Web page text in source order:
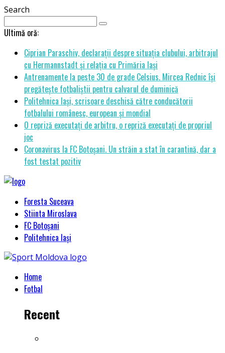
Search
Ultimă oră:
Ciprian Paraschiv, declarații despre situația clubului, arbitrajul
cu Hermannstadt și relația cu Primăria Iași
Antrenamente la peste 30 de grade Celsius. Mircea Rednic își
pregătește fotbaliștii pentru calvarul de duminică
Politehnica Iași, scrisoare deschisă către conducătorii
fotbalului românesc, european și mondial
O repriză executați de arbitru, o repriză executați de propriul
joc
Coronavirus la FC Botoșani. Un străin a stat în carantină, dar a
fost testat pozitiv
Foresta Suceava
Stiinta Miroslava
FC Botoșani
Politehnica Iași
Home
Fotbal
Recent